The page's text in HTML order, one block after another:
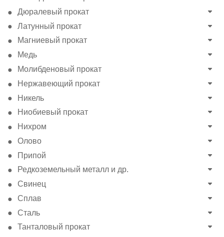
Дюралевый прокат
Латунный прокат
Магниевый прокат
Медь
Молибденовый прокат
Нержавеющий прокат
Никель
Ниобиевый прокат
Нихром
Олово
Припой
Редкоземельный металл и др.
Свинец
Сплав
Сталь
Танталовый прокат